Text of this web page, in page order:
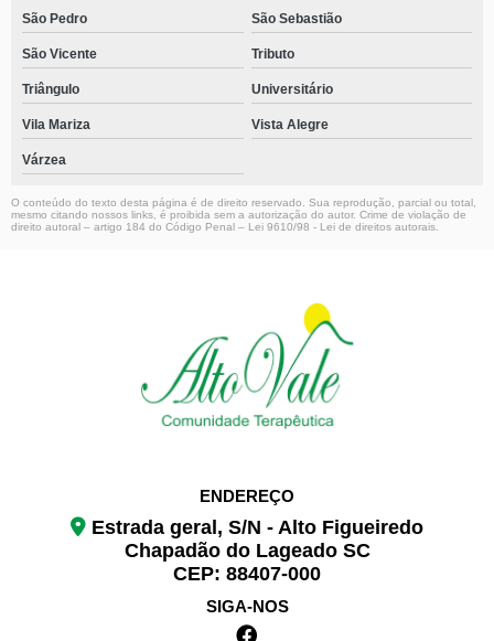
São Pedro São Sebastião
São Vicente Tributo
Triângulo Universitário
Vila Mariza Vista Alegre
Várzea
O conteúdo do texto desta página é de direito reservado. Sua reprodução, parcial ou total,
mesmo citando nossos links, é proibida sem a autorização do autor. Crime de violação de
direito autoral – artigo 184 do Código Penal – Lei 9610/98 - Lei de direitos autorais
ENDEREÇO
Estrada geral, S/N - Alto Figueiredo
Chapadão do Lageado SC
CEP: 88407-000
SIGA-NOS